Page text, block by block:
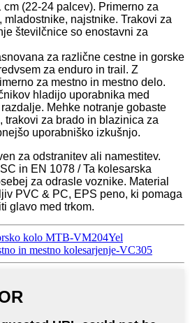
(22-24 palcev). Primerno za
mladostnike, najstnike. Trakovi za
številčnice so enostavni za
za različne cestne in gorske
za enduro in trail. Z
za mestno in mestno delo.
hladijo uporabnika med
Mehke notranje gobaste
trakovi za brado in blazinica za
uporabniško izkušnjo.
za odstranitev ali namestitev.
in EN 1078 / Ta kolesarska
za odrasle voznike. Material
PVC & PC, EPS peno, ki pomaga
glavo med trkom.
kolo MTB-VM204Yel
in mestno kolesarjenje-VC305